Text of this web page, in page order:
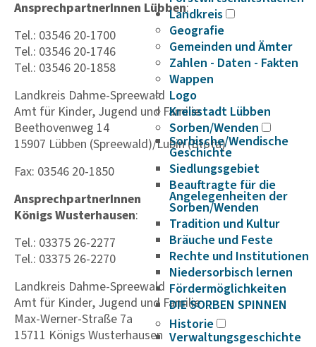
Landkreis
Geografie
Gemeinden und Ämter
Zahlen - Daten - Fakten
Wappen
Logo
Kreisstadt Lübben
Sorben/Wenden
Sorbische/Wendische
Geschichte
Siedlungsgebiet
Beauftragte für die
Angelegenheiten der
Sorben/Wenden
Tradition und Kultur
Bräuche und Feste
Rechte und Institutionen
Niedersorbisch lernen
Fördermöglichkeiten
DIE SORBEN SPINNEN
Historie
Verwaltungsgeschichte
AnsprechpartnerInnen Lübben:
Tel.: 03546 20-1700
Tel.: 03546 20-1746
Tel.: 03546 20-1858
Landkreis Dahme-Spreewald
Amt für Kinder, Jugend und Familie
Beethovenweg 14
15907 Lübben (Spreewald)/Lubin (Błota)
Fax: 03546 20-1850
AnsprechpartnerInnen
Königs Wusterhausen:
Tel.: 03375 26-2277
Tel.: 03375 26-2270
Landkreis Dahme-Spreewald
Amt für Kinder, Jugend und Familie
Max-Werner-Straße 7a
15711 Königs Wusterhausen